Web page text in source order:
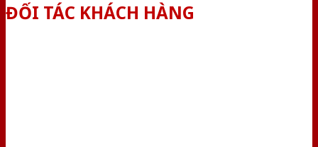
ĐỐI TÁC KHÁCH HÀNG